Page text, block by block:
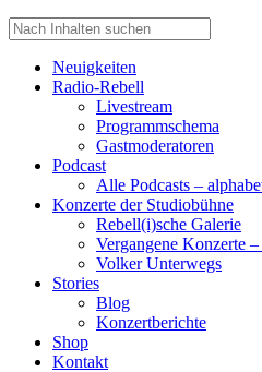
Neuigkeiten
Radio-Rebell
Livestream
Programmschema
Gastmoderatoren
Podcast
Alle Podcasts –
Konzerte der Studiobühne
Rebell(i)sche Galerie
Vergangene Konzerte
Volker Unterwegs
Stories
Blog
Konzertberichte
Shop
Kontakt